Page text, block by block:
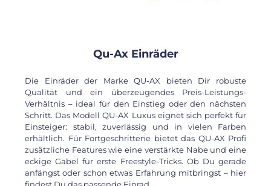
Qu-Ax Einräder
Die Einräder der Marke QU-AX bieten Dir robuste
Qualität und ein überzeugendes Preis-Leistungs-
Verhältnis – ideal für den Einstieg oder den nächsten
Schritt. Das Modell QU-AX Luxus eignet sich perfekt für
Einsteiger: stabil, zuverlässig und in vielen Farben
erhältlich. Für Fortgeschrittene bietet das QU-AX Profi
zusätzliche Features wie eine verstärkte Nabe und eine
eckige Gabel für erste Freestyle-Tricks. Ob Du gerade
anfängst oder schon etwas Erfahrung mitbringst – hier